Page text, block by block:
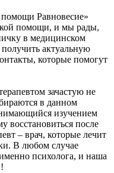
Равновесие»
помощи, и мы рады,
в медицинском
актуальную
которые помогут
зачастую не
в данном
изучением
восстановиться после
– врач, которые лечит
В любом случае
психолога, и наша